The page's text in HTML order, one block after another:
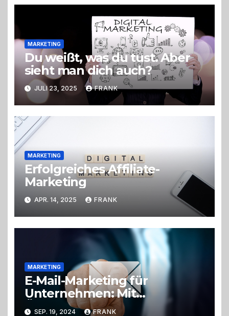
MARKETING
Du weißt, was du tust. Aber
sieht man dich auch?
JULI 23, 2025 FRANK
MARKETING
Erfolgreiches Affiliate-
Marketing
APR. 14, 2025 FRANK
MARKETING
E-Mail-Marketing für
Unternehmen: Mit
Öffnungsraten zum Erfolg
SEP. 19, 2024 FRANK